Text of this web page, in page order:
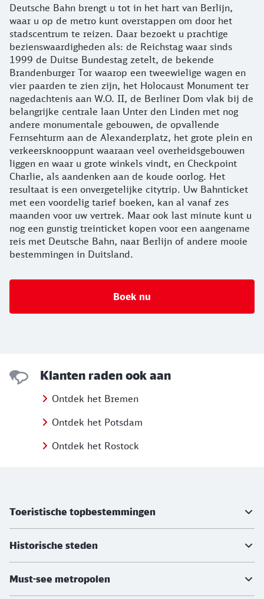
Deutsche Bahn brengt u tot in het hart van Berlijn,
waar u op de metro kunt overstappen om door het
stadscentrum te reizen. Daar bezoekt u prachtige
bezienswaardigheden als: de Reichstag waar sinds
1999 de Duitse Bundestag zetelt, de bekende
Brandenburger Tor waarop een tweewielige wagen en
vier paarden te zien zijn, het Holocaust Monument ter
nagedachtenis aan W.O. II, de Berliner Dom vlak bij de
belangrijke centrale laan Unter den Linden met nog
andere monumentale gebouwen, de opvallende
Fernsehturm aan de Alexanderplatz, het grote plein en
verkeersknooppunt waaraan veel overheidsgebouwen
liggen en waar u grote winkels vindt, en Checkpoint
Charlie, als aandenken aan de koude oorlog. Het
resultaat is een onvergetelijke citytrip. Uw Bahnticket
met een voordelig tarief boeken, kan al vanaf zes
maanden voor uw vertrek. Maar ook last minute kunt u
nog een gunstig treinticket kopen voor een aangename
reis met Deutsche Bahn, naar Berlijn of andere mooie
bestemmingen in Duitsland.
Boek nu
Klanten raden ook aan
Ontdek het Bremen
Ontdek het Potsdam
Ontdek het Rostock
Toeristische topbestemmingen
Historische steden
Must-see metropolen